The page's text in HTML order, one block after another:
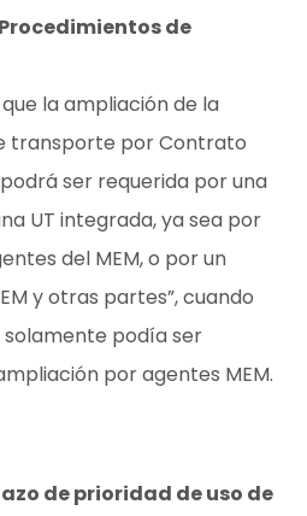
de
la ampliación de la
transporte por Contrato
ser requerida por una
UT integrada, ya sea por
del MEM, o por un
y otras partes”,cuando
podía ser
por agentes MEM.
de prioridad de uso de